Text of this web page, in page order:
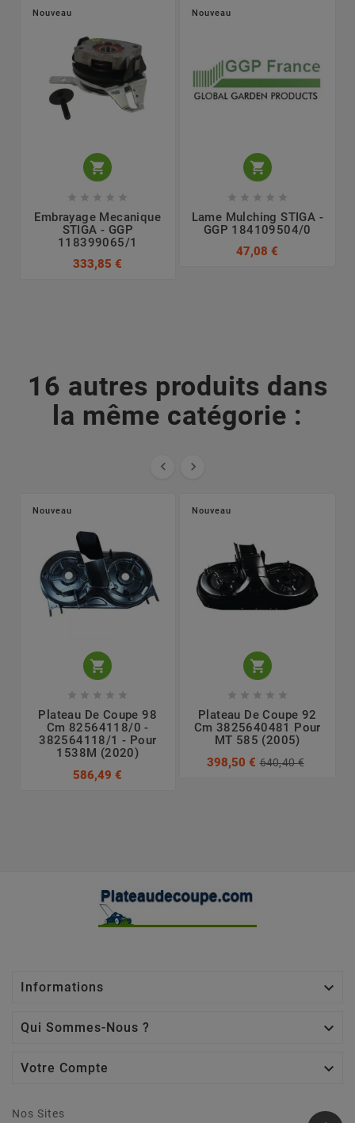
Nouveau

    
Embrayage Mecanique
STIGA - GGP
118399065/1
333,85 €
Nouveau

    
Lame Mulching STIGA -
GGP 184109504/0
47,08 €
16 autres produits dans
la même catégorie :
 
Nouveau

    
Plateau De Coupe 98
Cm 82564118/0 -
382564118/1 - Pour
1538M (2020)
586,49 €
Nouveau

    
Plateau De Coupe 92
Cm 3825640481 Pour
MT 585 (2005)
398,50 € 640,40 €
Informations 
Qui Sommes-Nous ? 
Votre Compte 
Nos Sites